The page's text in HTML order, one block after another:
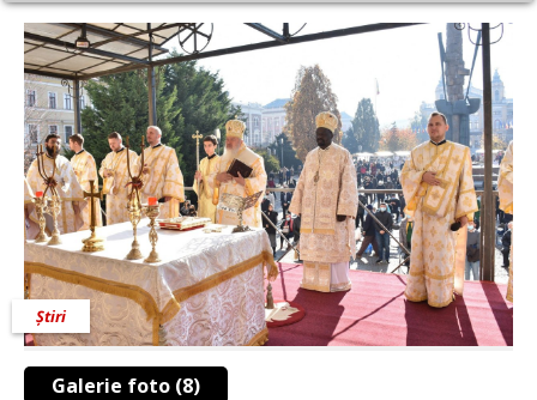
Galerie foto (8)
Știri